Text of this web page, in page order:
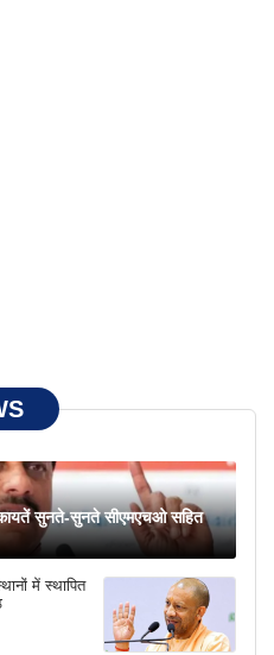
सुनते-सुनते सीएमएचओ सहित
में स्थापित